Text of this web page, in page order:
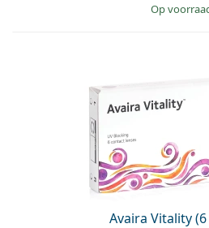
op
Avaira Vitality